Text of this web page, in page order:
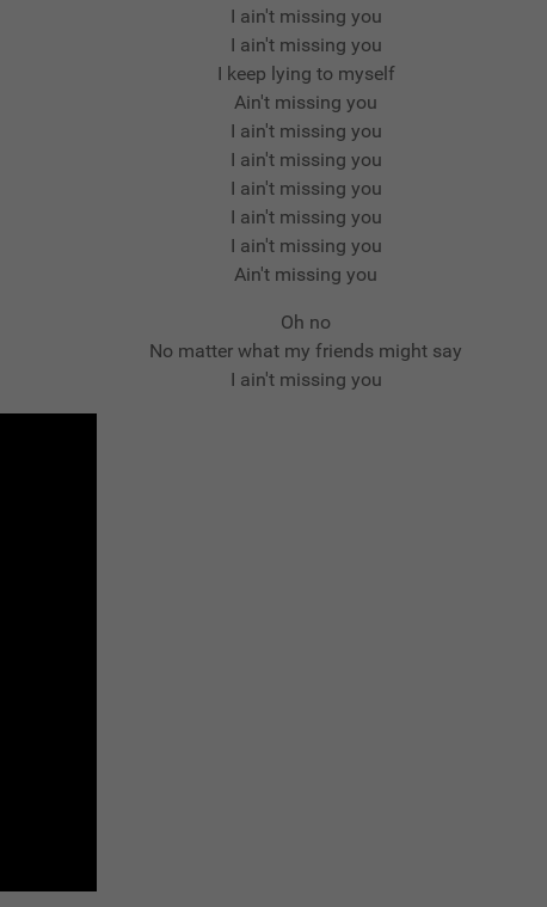
I ain't missing you
I ain't missing you
I keep lying to myself
Ain't missing you
I ain't missing you
I ain't missing you
I ain't missing you
I ain't missing you
I ain't missing you
Ain't missing you
Oh no
No matter what my friends might say
I ain't missing you